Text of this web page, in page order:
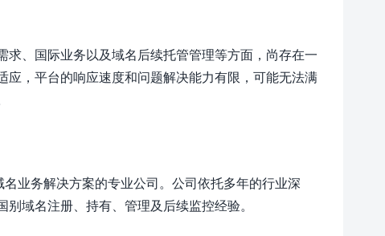
、国际业务以及域名后续托管管理等方面，尚存在一
，平台的响应速度和问题解决能力有限，可能无法满
业务解决方案的专业公司。公司依托多年的行业深
域名注册、持有、管理及后续监控经验。